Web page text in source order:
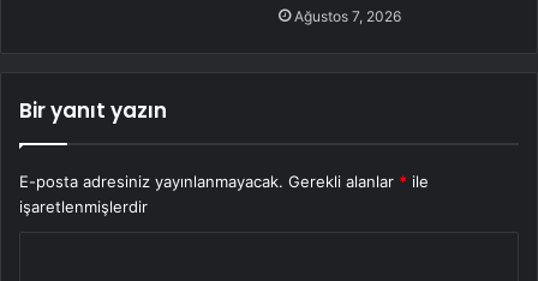
Ağustos 7, 2026
Bir yanıt yazın
E-posta adresiniz yayınlanmayacak. Gerekli alanlar * ile
işaretlenmişlerdir